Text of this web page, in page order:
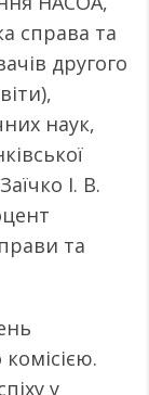
справа та
другого
наук,
І. В.
та
у